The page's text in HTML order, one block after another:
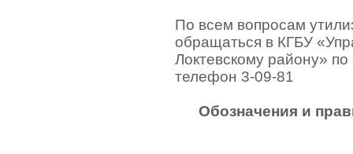
По всем вопросам
обращаться в КГБУ
Локтевскому району»
телефон 3-09-81
Обозначения и